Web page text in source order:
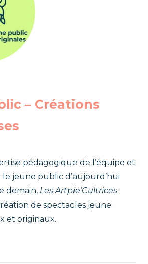
– Créations
pédagogique de l’équipe et
jeune public d’aujourd’hui
demain, Les Artpie’Cultrices
de spectacles jeune
et originaux.